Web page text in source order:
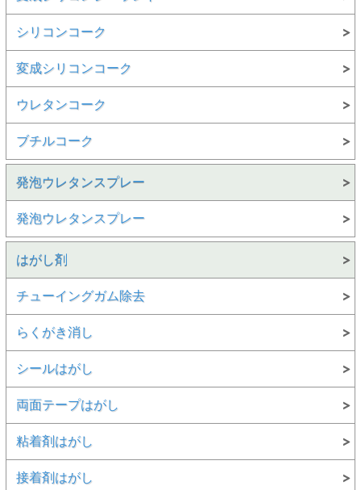
シリコンコーク
変成シリコンコーク
ウレタンコーク
ブチルコーク
発泡ウレタンスプレー
発泡ウレタンスプレー
はがし剤
チューイングガム除去
らくがき消し
シールはがし
両面テープはがし
粘着剤はがし
接着剤はがし